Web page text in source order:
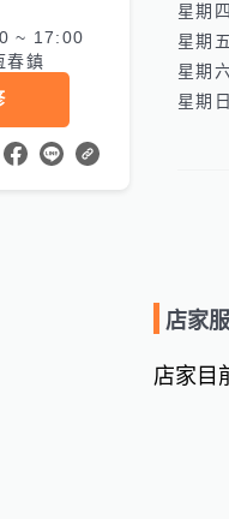
~ 17:00
春鎮
星期
星期
星期
店家
店家目